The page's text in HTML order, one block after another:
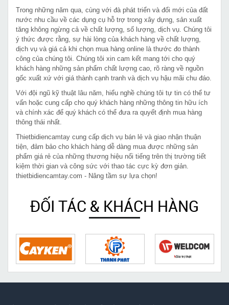
Trong những năm qua, cùng với đà phát triển và đổi mới của đất
nước nhu cầu về các dụng cụ hỗ trợ trong xây dựng, sản xuất
tăng không ngừng cả về chất lượng, số lượng, dịch vụ. Chúng tôi
ý thức được rằng, sự hài lòng của khách hàng về chất lượng,
dịch vụ và giá cả khi chọn mua hàng online là thước đo thành
công của chúng tôi. Chúng tôi xin cam kết mang tới cho quý
khách hàng những sản phẩm chất lượng cao, rõ ràng về nguồn
gốc xuất xứ với giá thành cạnh tranh và dịch vụ hậu mãi chu đáo.
Với đội ngũ kỹ thuật lâu năm, hiểu nghề chúng tôi tự tin có thể tư
vấn hoặc cung cấp cho quý khách hàng những thông tin hữu ích
và chính xác để quý khách có thể đưa ra quyết định mua hàng
thông thái nhất.
Thietbidiencamtay cung cấp dịch vụ bán lẻ và giao nhận thuận
tiện, đảm bảo cho khách hàng dễ dàng mua được những sản
phẩm giá rẻ của những thương hiệu nổi tiếng trên thị trường tiết
kiệm thời gian và công sức với thao tác cực kỳ đơn giản.
thietbidiencamtay.com - Nâng tầm sự lựa chọn!
ĐỐI TÁC & KHÁCH HÀNG